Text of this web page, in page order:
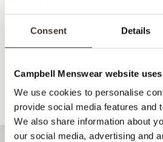
Consent Details
Campbell Menswear website
We use cookies to personalise
provide social media features and
We also share information about
our social media, advertising and
Empfohlen für